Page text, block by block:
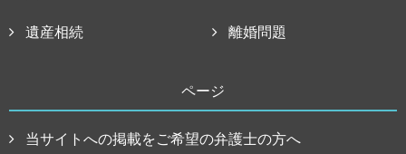
遺産相続 離婚問題
ページ
当サイトへの掲載をご希望の弁護士の方へ